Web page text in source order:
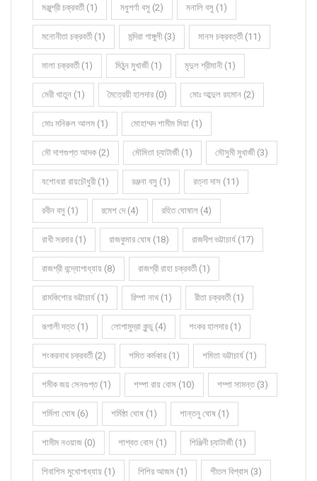
মঞ্জুশ্রী চক্রবর্তী (1) মধুপর্ণা বসু (2) মনালি বসু (1)
মনোনীতা চক্রবর্তী (1) মন্দিরা গাঙ্গুলী (3) মানস চক্রবর্ত্তী (11)
মালা চক্রবর্তী (1) মিঠুন মুখার্জী (1) মৃদুল শ্রীমানী (1)
মেরী খাতুন (1) মৈত্রেয়ী হালদার (0) মোঃ আব্দুল রহমান (2)
মোঃ মনিরুল আলম (1) মোহাম্মদ শামীম মিয়া (1)
মৌ দাশগুপ্ত আদক (2) মৌমিতা চ্যাটার্জী (1) মৌসুমী মুখার্জী (3)
যশোধরা রায়চৌধুরী (1) রঞ্জনা বসু (1) রত্না দাস (11)
রবীন বসু (1) রমেশ দে (4) রহিত ঘোষাল (4)
রাখী সরদার (1) রাজকুমার ঘোষ (18) রাজদীপ ভট্টাচার্য (17)
রাজশ্রী বন্দ্যোপাধ্যায় (8) রাজশ্রী রাহা চক্রবর্তী (1)
রামকিশোর ভট্টাচার্য (1) রিম্পা নাথ (1) রীতা চক্রবর্তী (1)
রূপালী দত্ত (1) লোপামুদ্রা কুন্ডু (4) শংকর হালদার (1)
শংকরনাথ চক্রবর্তী (2) শমিত কর্মকার (1) শমিতা ভট্টাচার্য (1)
শমীক জয় সেনগুপ্ত (1) শম্পা রায় বোস (10) শম্পা সামন্ত (3)
শর্মিলা ঘোষ (6) শর্মিষ্ঠা ঘোষ (1) শান্তনু ঘোষ (1)
শামীম নওয়াজ (0) শাশ্বত বোস (1) শিঞ্জিনী চ্যাটার্জী (1)
শিবাশিস মুখোপাধ্যায় (1) শিশির আজম (1) শীতল বিশ্বাস (3)